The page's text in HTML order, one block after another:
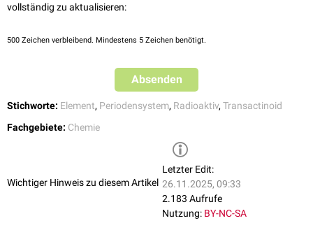
vollständig zu aktualisieren:
500 Zeichen verbleibend. Mindestens 5 Zeichen benötigt.
Absenden
Stichworte: Element, Periodensystem, Radioaktiv, Transactinoid
Fachgebiete: Chemie
Wichtiger Hinweis zu diesem Artikel
Letzter Edit:
26.11.2025, 09:33
2.183 Aufrufe
Nutzung: BY-NC-SA